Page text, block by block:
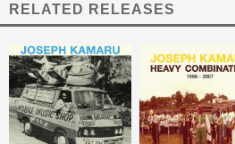
RELATED RELEASES